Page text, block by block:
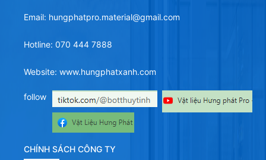
Email: hungphatpro.material@gmail.com
Hotline: 070 444 7888
Website: www.hungphatxanh.com
follow
CHÍNH SÁCH CÔNG TY